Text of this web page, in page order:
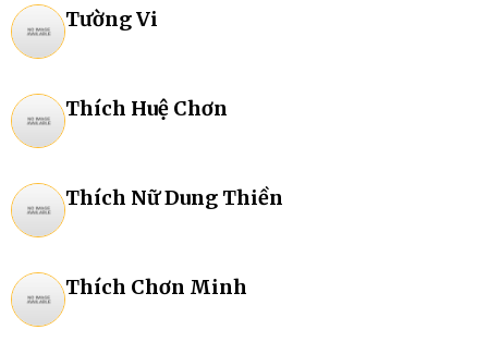
Tường Vi
Thích Huệ Chơn
Thích Nữ Dung Thiền
Thích Chơn Minh